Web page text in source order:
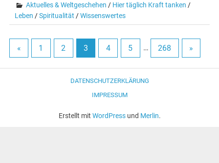
Aktuelles & Weltgeschehen / Hier täglich Kraft tanken /
Leben /Spiritualität /Wissenswertes
« 1 2 3 4 5 … 268 »
DATENSCHUTZERKLÄRUNG
IMPRESSUM
Erstellt mit WordPressund Merlin.